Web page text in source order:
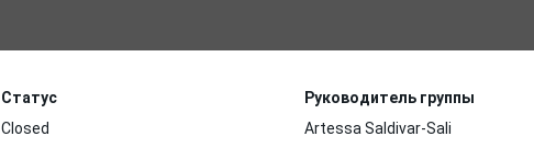
Статус
Closed
Руководитель группы
Artessa Saldivar-Sali